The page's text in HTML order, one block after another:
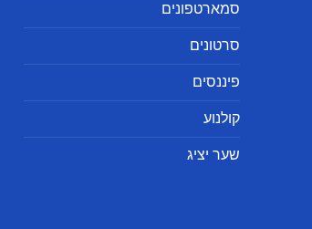
סמארטפונים
סרטונים
פיננסים
קולנוע
שער יציג